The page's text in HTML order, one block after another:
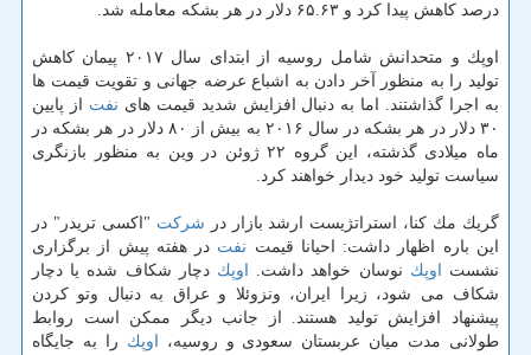
درصد كاهش پیدا كرد و ۶۵.۶۳ دلار در هر بشكه معامله شد.
اوپك و متحدانش شامل روسیه از ابتدای سال ۲۰۱۷ پیمان كاهش
تولید را به منظور آخر دادن به اشباع عرضه جهانی و تقویت قیمت ها
به اجرا گذاشتند. اما به دنبال افزایش شدید قیمت های نفت از پایین
۳۰ دلار در هر بشكه در سال ۲۰۱۶ به بیش از ۸۰ دلار در هر بشكه در
ماه میلادی گذشته، این گروه ۲۲ ژوئن در وین به منظور بازنگری
سیاست تولید خود دیدار خواهند كرد.
گریك مك كنا، استراتژیست ارشد بازار در شركت "اكسی تریدر" در
این باره اظهار داشت: احیانا قیمت نفت در هفته پیش از برگزاری
نشست
اوپك نوسان خواهد داشت. اوپك دچار شكاف شده یا دچار
شكاف می شود، زیرا ایران، ونزوئلا و عراق به دنبال وتو كردن
پیشنهاد افزایش تولید هستند. از جانب دیگر ممكن است روابط
طولانی مدت میان عربستان سعودی و روسیه،
اوپك را به جایگاه